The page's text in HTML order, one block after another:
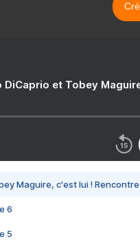
DiCaprio et Tobey
Maguire, c'est lui !
6
5